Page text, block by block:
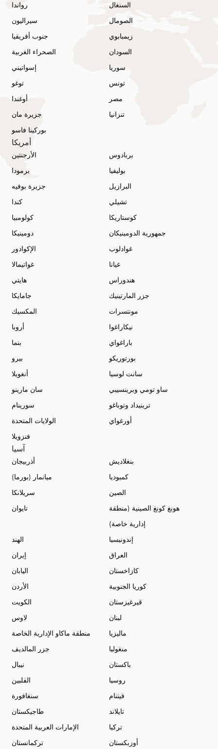
رواندا
السنغال
سيراليون
الصومال
جنوب أفريقيا
زيمبابوي
الصحراء الغربية
السودان
إسواتيني
سوريا
توغو
تونس
أوغندا
مصر
جزيرة مان
تنزانيا
بوركينا فاسو
أمريكا
الأرجنتين
بربادوس
برمودا
بوليفيا
جزيرة بوفيه
البرازيل
كندا
تشيلي
كولومبيا
كوستاريكا
دومينيكا
جمهورية الدومينيكان
الإكوادور
غوادلوب
غواتيمالا
غيانا
هايتي
هندوراس
جامايكا
جزر المارتينيك
المكسيك
مونتسرات
أروبا
نيكاراغوا
بنما
باراغواي
بيرو
بورتوريكو
أنغويلا
سانت لوسيا
سان مارينو
ساو تومي وبرينسيبي
سورينام
ترينيداد وتوباغو
الولايات المتحدة
أورغواي
فنزويلا
آسيا
أذربيجان
بنغلاديش
ميانمار (بورما)
كمبوديا
سريلانكا
الصين
تايوان
هونغ كونغ الصينية (منطقة
إدارية خاصة)
الهند
إندونيسيا
إيران
العراق
اليابان
كازاخستان
الأردن
كوريا الجنوبية
الكويت
قيرغيزستان
لاوس
لبنان
منطقة ماكاو الإدارية الخاصة
ماليزيا
جزر المالديف
منغوليا
نيبال
باكستان
الفلبين
روسيا
سنغافورة
فيتنام
طاجيكستان
تايلاند
الإمارات العربية المتحدة
تركيا
تركمانستان
أوزبكستان